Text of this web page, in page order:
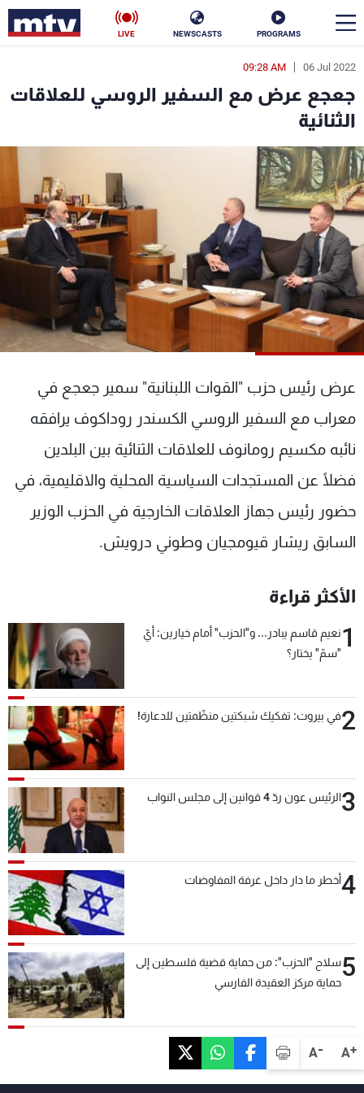
PROGRAMS
NEWSCASTS
LIVE
A+
A-
06 Jul 2022
09:28 AM
جعجع عرض مع السفير الروسي للعلاقات
الثنائية
عرض رئيس حزب "القوات اللبنانية" سمير جعجع في
معراب مع السفير الروسي الكسندر روداكوف يرافقه
نائبه مكسيم رومانوف للعلاقات الثنائية بين البلدين
فضلًا عن المستجدات السياسية المحلية والاقليمية، في
حضور رئيس جهاز العلاقات الخارجية في الحزب الوزير
السابق ريشار قيومجيان وطوني درويش.
الأكثر قراءة
1نعيم قاسم يبادر... و"الحزب" أمام خيارين: أيّ
"سمّ" يختار؟
2في بيروت: تفكيك شبكتين منظّمتين للدعارة!
3الرئيس عون ردّ 4 قوانين إلى مجلس النواب
4أخطر ما دار داخل غرفة المفاوضات
5سلاح "الحزب": من حماية قضية فلسطين إلى
حماية مركز العقيدة الفارسي
en
الأخبار
سياسة ناس
إقتصاد
منوعات
كأس العالم
البرامج
جدول البرامج
شاهد البرامج
عن MTV
الإنـتـاج
وظائف
تواصل معنا
شروط الإسـتخدام
سياسة الخصوصية